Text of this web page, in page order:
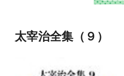
太宰治全集（９）